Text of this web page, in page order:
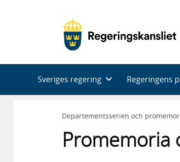
Sveriges regering Regeringens
Departementsserien och
Promemoria